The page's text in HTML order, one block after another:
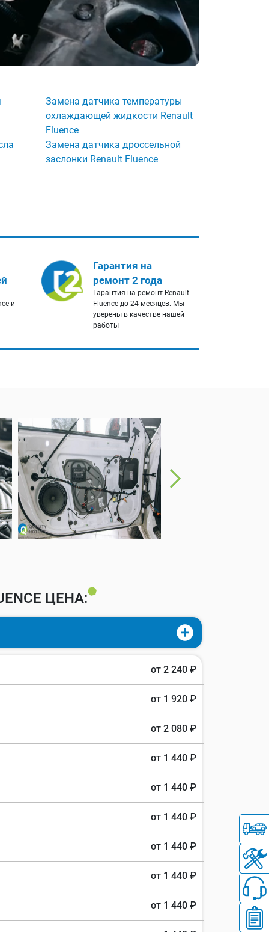
Замена датчика температуры
охлаждающей жидкости Renault
Fluence
Замена датчика дроссельной
заслонки Renault Fluence
и
Гарантия на
ремонт 2 года
Гарантия на ремонт Renault
Fluence до 24 месяцев. Мы
уверены в качестве нашей
работы
ЦЕНА:
от 2 240 ₽
от 1 920 ₽
от 2 080 ₽
от 1 440 ₽
от 1 440 ₽
от 1 440 ₽
от 1 440 ₽
от 1 440 ₽
от 1 440 ₽